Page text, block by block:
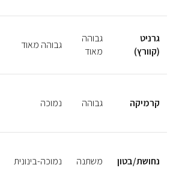
גרניט
(קוורץ)
גבוהה
מאוד
גבוהה מאוד
קרמיקה גבוהה נמוכה
נחושת/בטון משתנה נמוכה-בינונית